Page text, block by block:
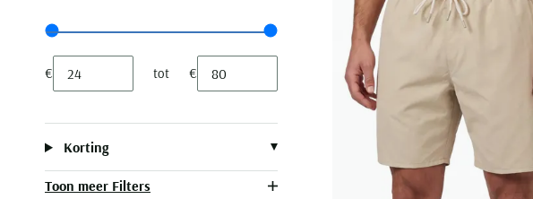
Range slider min value
Range slider max value
Minimum value input
€ tot
Maximum value input
€
Korting
Toon meer Filters